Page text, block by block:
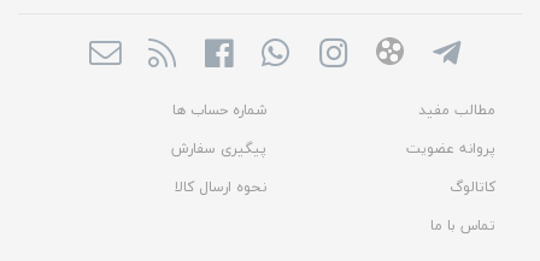
مطالب مفید
شماره حساب ها
پروانه عضویت
پیگیری سفارش
کاتالوگ
نحوه ارسال کالا
تماس با ما